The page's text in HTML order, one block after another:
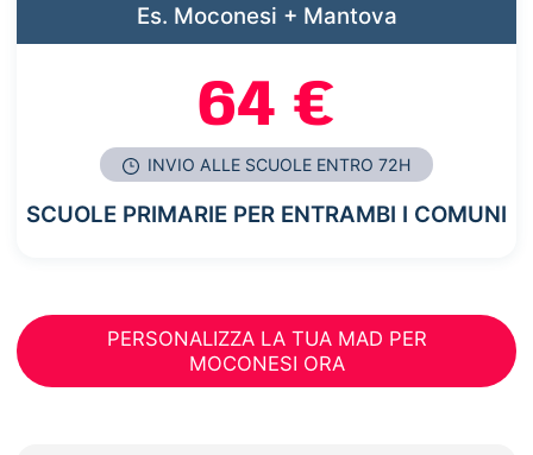
Es. Moconesi + Mantova
64 €
INVIO ALLE SCUOLE ENTRO 72H
SCUOLE PRIMARIE PER ENTRAMBI I COMUNI
PERSONALIZZA LA TUA MAD PER
MOCONESI ORA